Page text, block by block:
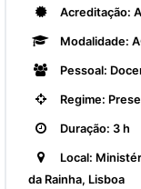
Acreditação:
Modalidade:
Pessoal:
Regime:
Duração: 3 h
Local:
da Rainha, Lisboa